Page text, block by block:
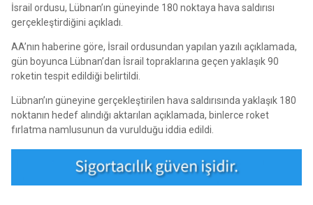
İsrail ordusu, Lübnan’ın güneyinde 180 noktaya hava saldırısı
gerçekleştirdiğini açıkladı.
AA’nın haberine göre, İsrail ordusundan yapılan yazılı açıklamada,
gün boyunca Lübnan’dan İsrail topraklarına geçen yaklaşık 90
roketin tespit edildiği belirtildi.
Lübnan’ın güneyine gerçekleştirilen hava saldırısında yaklaşık 180
noktanın hedef alındığı aktarılan açıklamada, binlerce roket
fırlatma namlusunun da vurulduğu iddia edildi.